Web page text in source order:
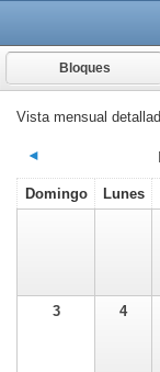
Bloques
Vista mensual
◄
Domingo Lunes
3 4